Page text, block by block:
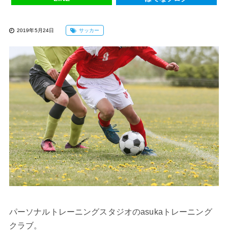
2019年5月24日 サッカー
パーソナルトレーニングスタジオのasukaトレーニング
クラブ。